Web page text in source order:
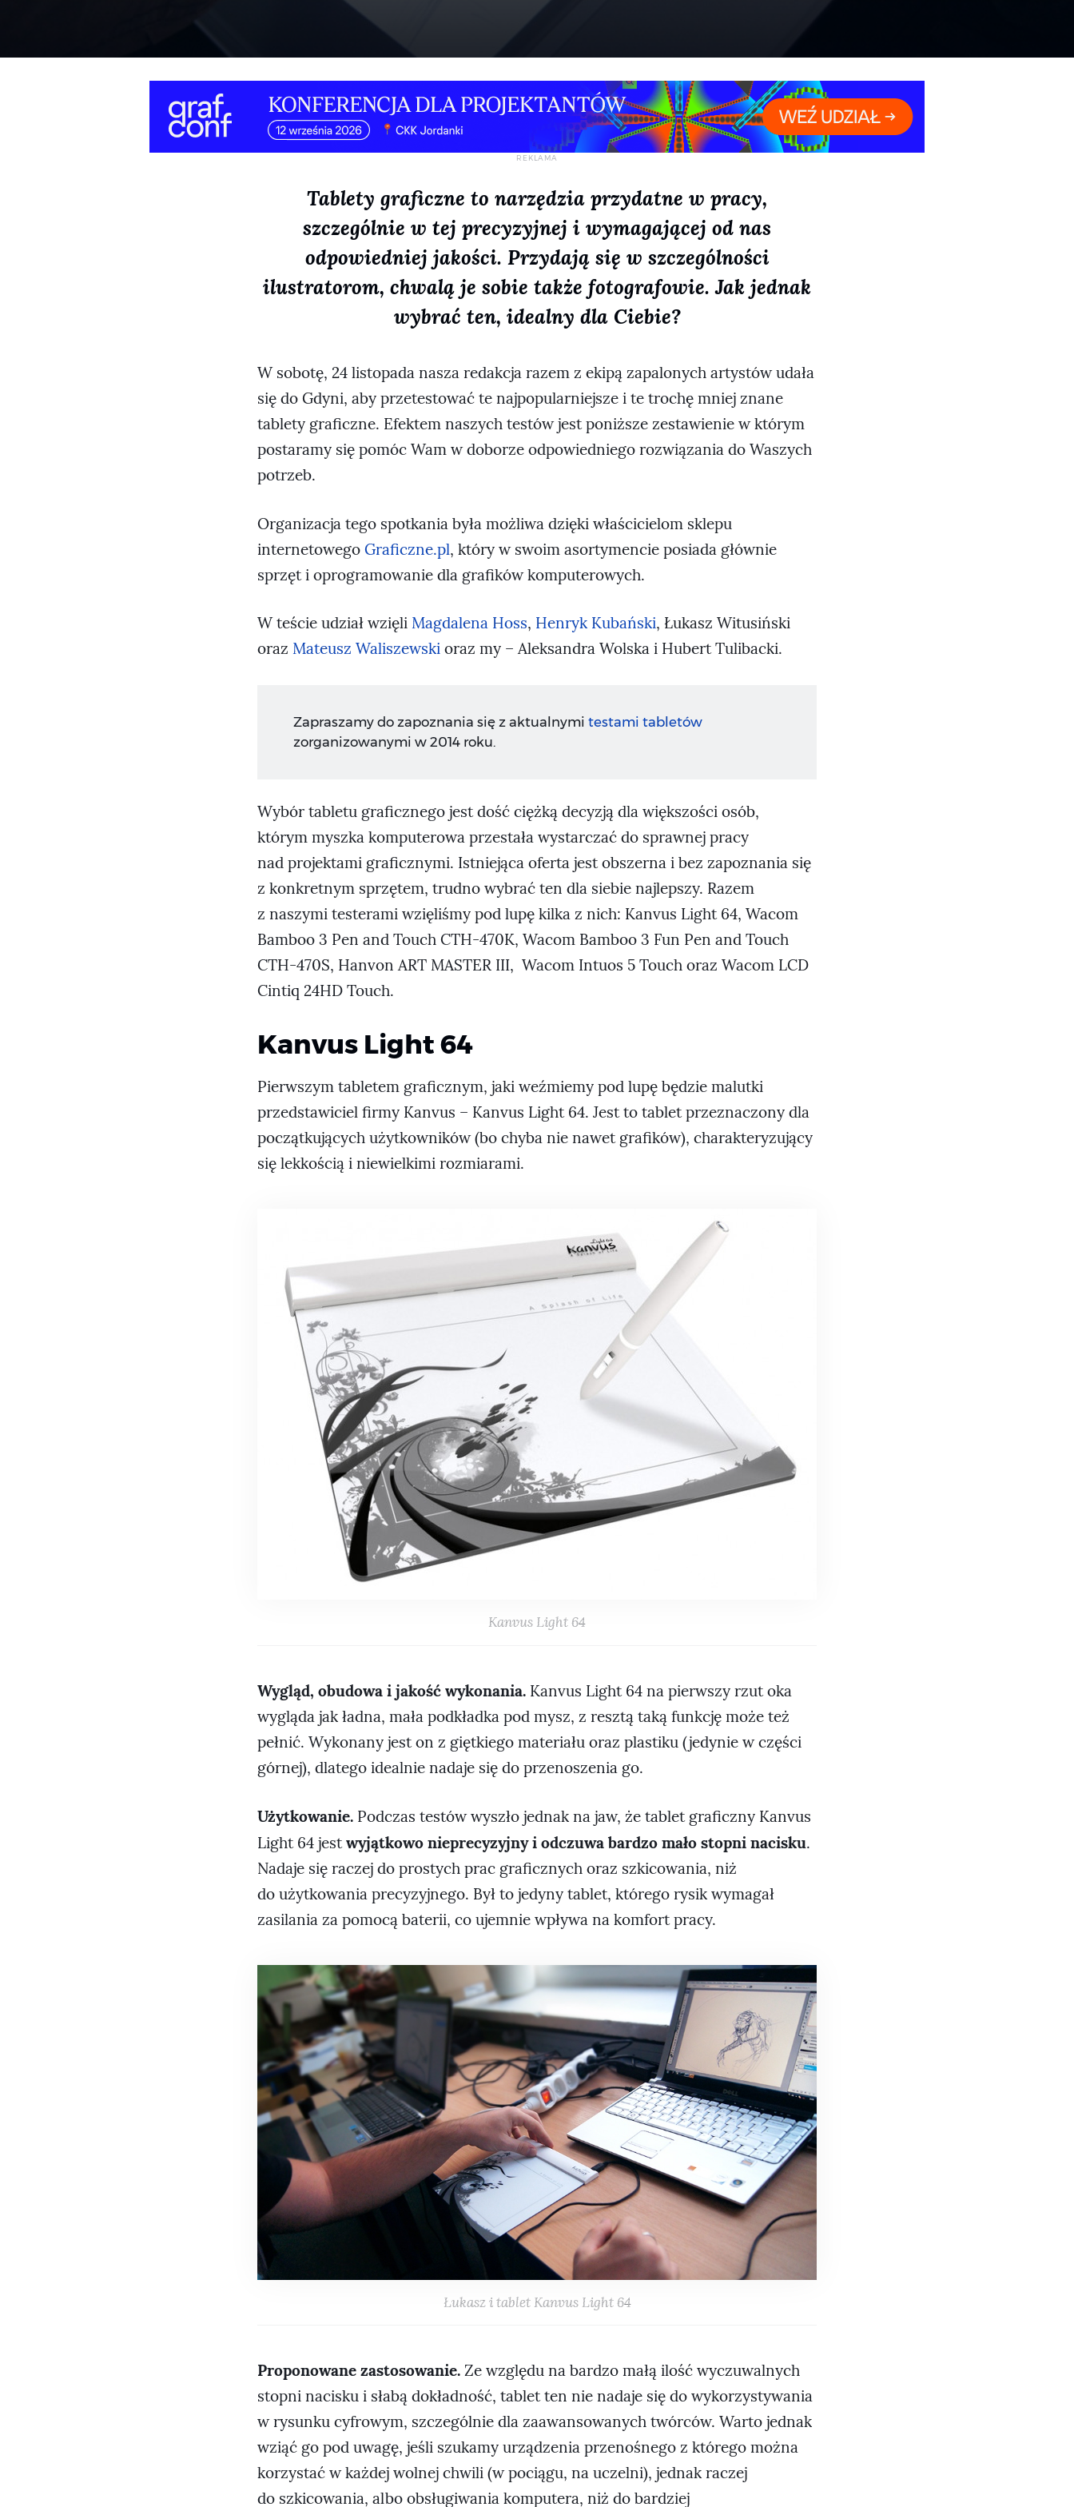
Tablety graficzne to narzędzia przydatne w pracy,
szczególnie w tej precyzyjnej i wymagającej od nas
odpowiedniej jakości. Przydają się w szczególności
ilustratorom, chwalą je sobie także fotografowie. Jak jednak
wybrać ten, idealny dla Ciebie?
W sobotę, 24 listopada nasza redakcja razem z ekipą zapalonych artystów udała
się do Gdyni, aby przetestować te najpopularniejsze i te trochę mniej znane
tablety graficzne. Efektem naszych testów jest poniższe zestawienie w którym
postaramy się pomóc Wam w doborze odpowiedniego rozwiązania do Waszych
potrzeb.
Organizacja tego spotkania była możliwa dzięki właścicielom sklepu
internetowego Graficzne.pl, który w swoim asortymencie posiada głównie
sprzęt i oprogramowanie dla grafików komputerowych.
W teście udział wzięli Magdalena Hoss, Henryk Kubański, Łukasz Witusiński
oraz Mateusz Waliszewski oraz my – Aleksandra Wolska i Hubert Tulibacki.
Zapraszamy do zapoznania się z aktualnymi testami tabletów
zorganizowanymi w 2014 roku.
Wybór tabletu graficznego jest dość ciężką decyzją dla większości osób,
którym myszka komputerowa przestała wystarczać do sprawnej pracy
nad projektami graficznymi. Istniejąca oferta jest obszerna i bez zapoznania się
z konkretnym sprzętem, trudno wybrać ten dla siebie najlepszy. Razem
z naszymi testerami wzięliśmy pod lupę kilka z nich: Kanvus Light 64, Wacom
Bamboo 3 Pen and Touch CTH-470K, Wacom Bamboo 3 Fun Pen and Touch
CTH-470S, Hanvon ART MASTER III, Wacom Intuos 5 Touch oraz Wacom LCD
Cintiq 24HD Touch.
Kanvus Light 64
Pierwszym tabletem graficznym, jaki weźmiemy pod lupę będzie malutki
przedstawiciel firmy Kanvus – Kanvus Light 64. Jest to tablet przeznaczony dla
początkujących użytkowników (bo chyba nie nawet grafików), charakteryzujący
się lekkością i niewielkimi rozmiarami.
Kanvus Light 64
Wygląd, obudowa i jakość wykonania. Kanvus Light 64 na pierwszy rzut oka
wygląda jak ładna, mała podkładka pod mysz, z resztą taką funkcję może też
pełnić. Wykonany jest on z giętkiego materiału oraz plastiku (jedynie w części
górnej), dlatego idealnie nadaje się do przenoszenia go.
Użytkowanie. Podczas testów wyszło jednak na jaw, że tablet graficzny Kanvus
Light 64 jestwyjątkowo nieprecyzyjny i odczuwa bardzo mało stopni nacisku.
Nadaje się raczej do prostych prac graficznych oraz szkicowania, niż
do użytkowania precyzyjnego. Był to jedyny tablet, którego rysik wymagał
zasilania za pomocą baterii, co ujemnie wpływa na komfort pracy.
Łukasz i tablet Kanvus Light 64
Proponowane zastosowanie. Ze względu na bardzo małą ilość wyczuwalnych
stopni nacisku i słabą dokładność, tablet ten nie nadaje się do wykorzystywania
w rysunku cyfrowym, szczególnie dla zaawansowanych twórców. Warto jednak
wziąć go pod uwagę, jeśli szukamy urządzenia przenośnego z którego można
korzystać w każdej wolnej chwili (w pociągu, na uczelni), jednak raczej
do szkicowania, albo obsługiwania komputera, niż do bardziej